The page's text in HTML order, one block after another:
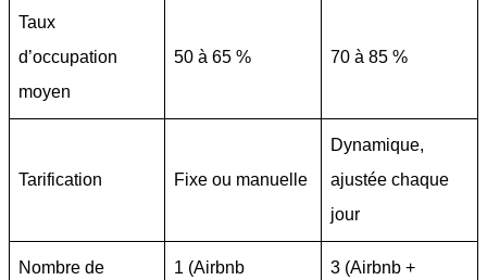
Taux
d’occupation
moyen
50 à 65 % 70 à 85 %
Tarification Fixe ou manuelle
Dynamique,
ajustée chaque
jour
Nombre de
1 (Airbnb
3 (Airbnb +